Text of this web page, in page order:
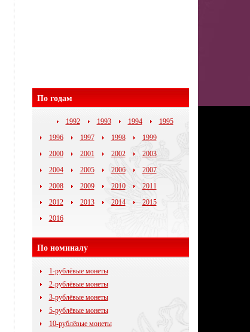
По годам
1992 1993 1994
1995
1996
1997 1998
1999
2000
2001 2002
2003
2004
2005 2006
2007
2008
2009 2010
2011
2012
2013 2014
2015
2016
По номиналу
1-рублёвые монеты
2-рублёвые монеты
3-рублёвые монеты
5-рублёвые монеты
10-рублёвые монеты